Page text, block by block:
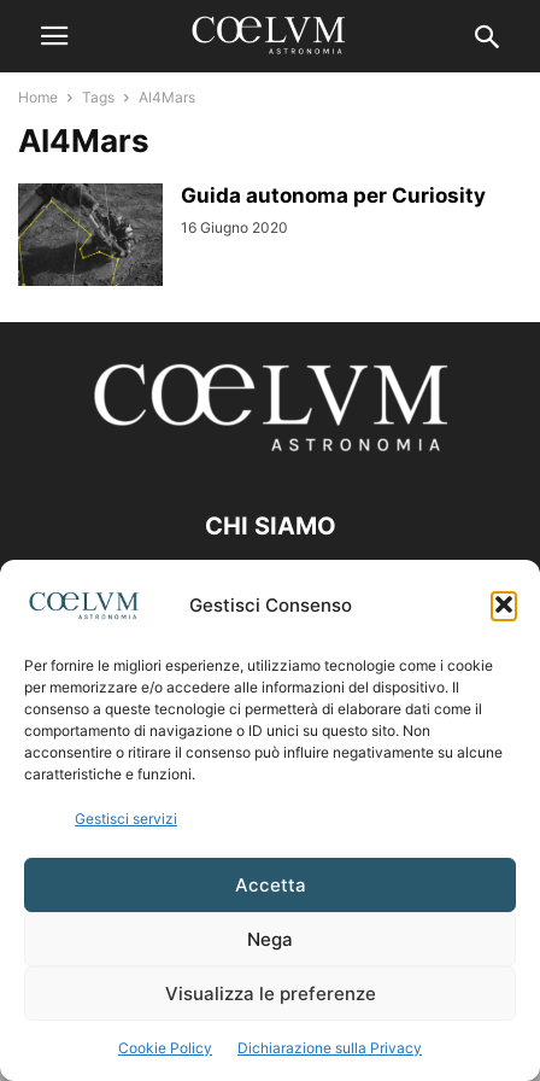
Gestisci Consenso
Per fornire le migliori esperienze, utilizziamo tecnologie come i cookie
per memorizzare e/o accedere alle informazioni del dispositivo. Il
consenso a queste tecnologie ci permetterà di elaborare dati come il
comportamento di navigazione o ID unici su questo sito. Non
acconsentire o ritirare il consenso può influire negativamente su alcune
caratteristiche e funzioni.
Gestisci servizi
Accetta
Nega
Visualizza le preferenze
Cookie Policy Dichiarazione sulla Privacy
Home Tags AI4Mars
AI4Mars
Guida autonoma per Curiosity
16 Giugno 2020
CHI SIAMO
Contattaci:coelumastro@coelum.com
SEGUICI